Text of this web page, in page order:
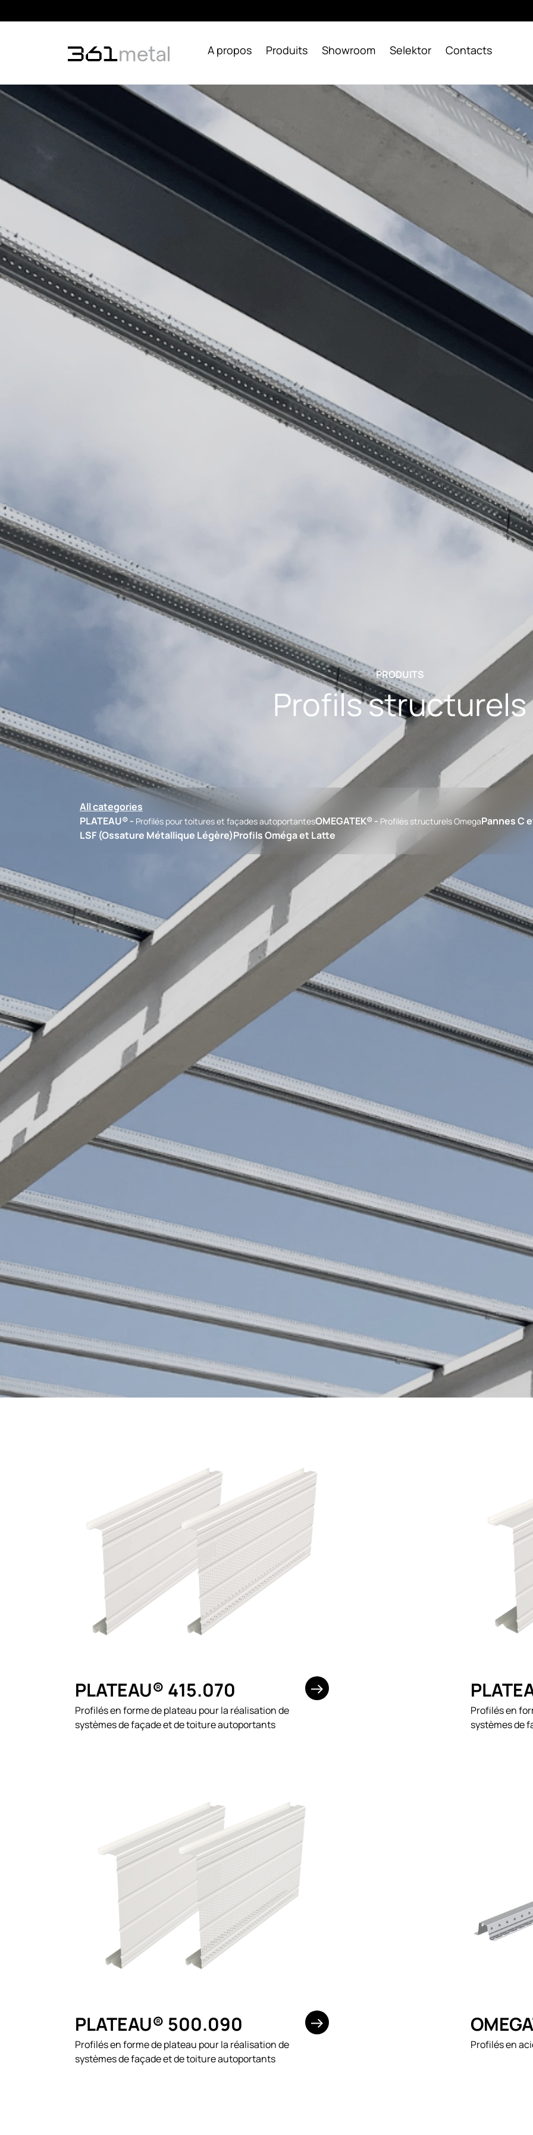
A propos Produits Showroom Selektor Contacts
PRODUITS
Profils structurels
All categories
PLATEAU® - Profilés pour toitures et façades autoportantesOMEGATEK® - Profilés structurels OmegaPannes C
LSF (Ossature Métallique Légère)Profils Oméga et Latte
PLATEAU® 415.070
Profilés en forme de plateau pour la réalisation de
systèmes de façade et de toiture autoportants
Profilés en
systèmes de
PLATEAU® 500.090
Profilés en forme de plateau pour la réalisation de
systèmes de façade et de toiture autoportants
Profilés en